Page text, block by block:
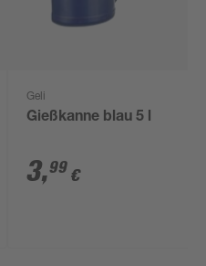
Geli
Gießkanne blau 5 l
3,99 €